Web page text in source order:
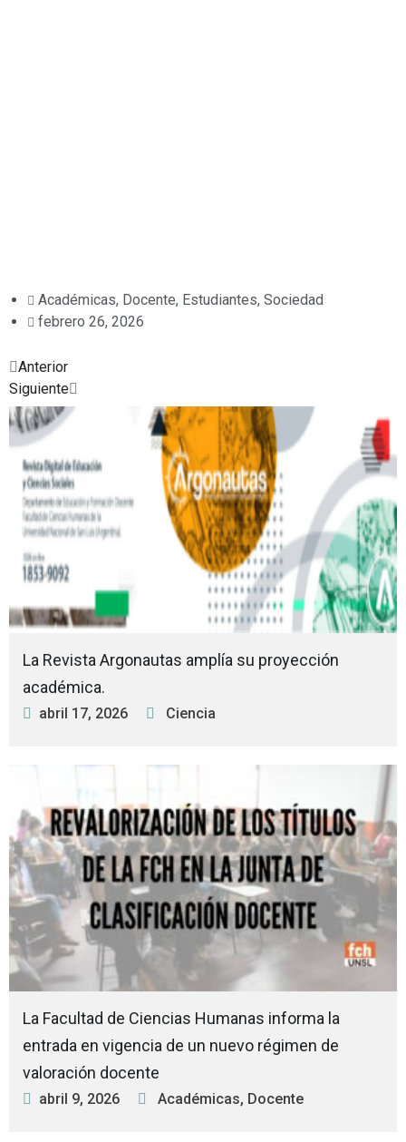
Académicas, Docente, Estudiantes, Sociedad
febrero 26, 2026
Prev
Anterior
Siguiente
La Revista Argonautas amplía su proyección
académica.
abril 17, 2026
Posted
in
Ciencia
La Facultad de Ciencias Humanas informa la
entrada en vigencia de un nuevo régimen de
valoración docente
abril 9, 2026
Posted
in
Académicas, Docente
Posted
Posted
in
Posted
in
Posted
in
Posted
in